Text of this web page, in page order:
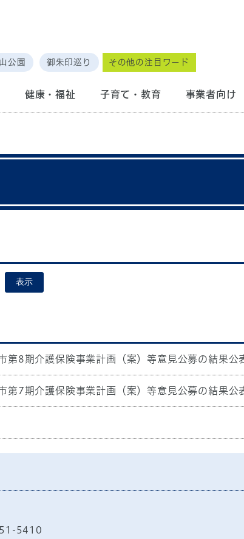
公園 御朱印巡り その他の注目ワード
健康・福祉 子育て・教育 事業者向け
表示
第8期介護保険事業計画（案）等意見公募の結果公
第7期介護保険事業計画（案）等意見公募の結果公
5410